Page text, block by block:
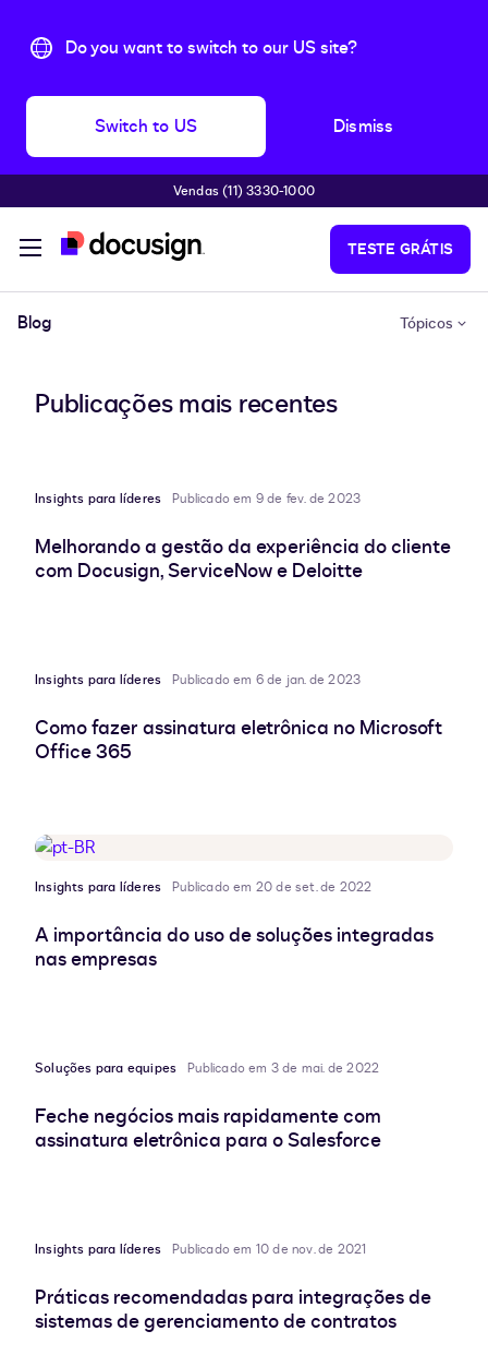
Do you want to switch to our US site?
Switch to US Dismiss
Pular para o conteúdo principal
Vendas (11) 3330-1000
TESTE GRÁTIS
Blog Tópicos
Publicações mais recentes
Insights para líderes Publicado em 9 de fev. de 2023
Melhorando a gestão da experiência do cliente
com Docusign, ServiceNow e Deloitte
Insights para líderes Publicado em 6 de jan. de 2023
Como fazer assinatura eletrônica no Microsoft
Office 365
Insights para líderes Publicado em 20 de set. de 2022
A importância do uso de soluções integradas
nas empresas
Soluções para equipes Publicado em 3 de mai. de 2022
Feche negócios mais rapidamente com
assinatura eletrônica para o Salesforce
Insights para líderes Publicado em 10 de nov. de 2021
Práticas recomendadas para integrações de
sistemas de gerenciamento de contratos